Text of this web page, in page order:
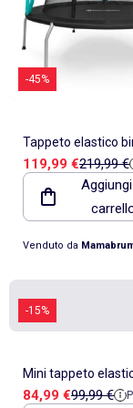
-45%
Tappeto elastico
rete sicurezza
HyperMotion
Prezzo di
119,99 €Prezzo
219,99 €
Venduto da
-15%
Mini tappeto
rana con maniglia
Prezzo di
84,99 €Prezzo di
99,99 €